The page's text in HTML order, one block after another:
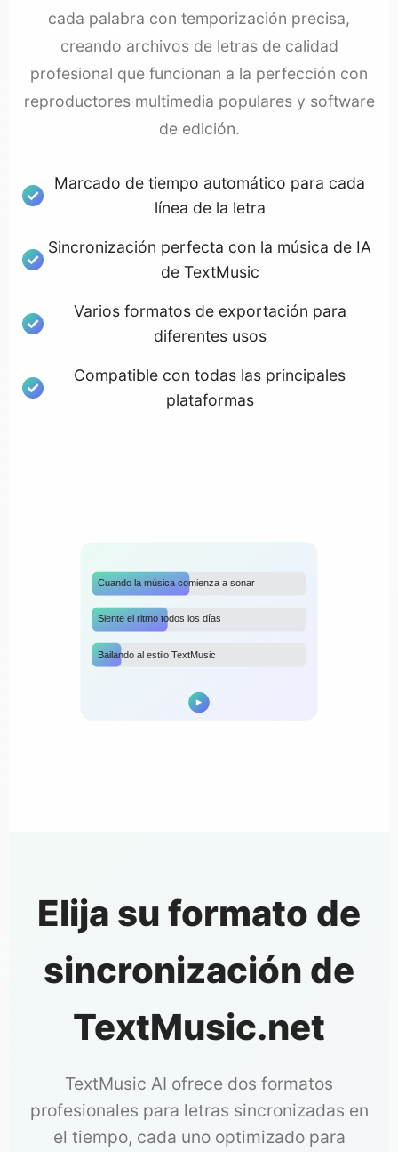
cada palabra con temporización precisa,
creando archivos de letras de calidad
profesional que funcionan a la perfección con
reproductores multimedia populares y software
de edición.
Marcado de tiempo automático para cada
línea de la letra
Sincronización perfecta con la música de IA
de TextMusic
Varios formatos de exportación para
diferentes usos
Compatible con todas las principales
plataformas
Cuando la música comienza a sonar
Siente el ritmo todos los días
Bailando al estilo TextMusic
Elija su formato de
sincronización de
TextMusic.net
TextMusic AI ofrece dos formatos
profesionales para letras sincronizadas en
el tiempo, cada uno optimizado para